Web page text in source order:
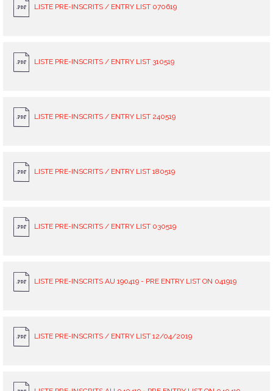
LISTE PRE-INSCRITS / ENTRY LIST 070619
LISTE PRE-INSCRITS / ENTRY LIST 310519
LISTE PRE-INSCRITS / ENTRY LIST 240519
LISTE PRE-INSCRITS / ENTRY LIST 180519
LISTE PRE-INSCRITS / ENTRY LIST 030519
LISTE PRE-INSCRITS AU 190419 - PRE ENTRY LIST ON 041919
LISTE PRE-INSCRITS / ENTRY LIST 12/04/2019